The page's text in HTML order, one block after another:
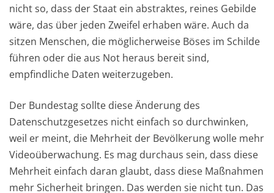
nicht so, dass der Staat ein abstraktes, reines Gebilde
wäre, das über jeden Zweifel erhaben wäre. Auch da
sitzen Menschen, die möglicherweise Böses im Schilde
führen oder die aus Not heraus bereit sind,
empfindliche Daten weiterzugeben.
Der Bundestag sollte diese Änderung des
Datenschutzgesetzes nicht einfach so durchwinken,
weil er meint, die Mehrheit der Bevölkerung wolle mehr
Videoüberwachung. Es mag durchaus sein, dass diese
Mehrheit einfach daran glaubt, dass diese Maßnahmen
mehr Sicherheit bringen. Das werden sie nicht tun. Das